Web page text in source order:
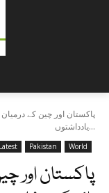
یادداشتوں...
Latest Pakistan World